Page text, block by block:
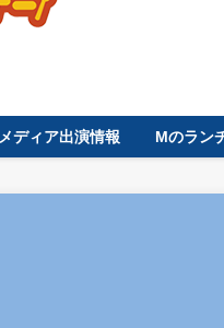
メディア出演情報 Mのラン